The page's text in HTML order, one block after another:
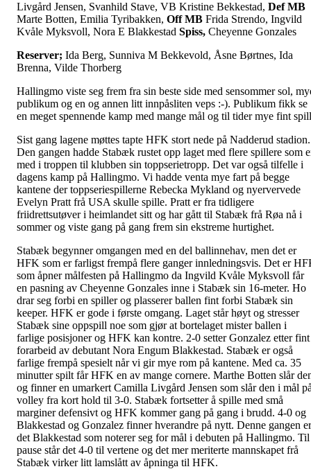
Livgård Jensen, Svanhild Stave, VB Kristine Bekkestad, Def MB
Marte Botten, Emilia Tyribakken, Off MB Frida Strendo, Ingvild
Kvåle Myksvoll, Nora E Blakkestad Spiss, Cheyenne Gonzales
Reserver; Ida Berg, Sunniva M Bekkevold, Åsne Børtnes, Ida
Brenna, Vilde Thorberg
Hallingmo viste seg frem fra sin beste side med sensommer sol,
publikum og en og annen litt innpåsliten veps :-). Publikum fikk se
en meget spennende kamp med mange mål og til tider mye fint
Sist gang lagene møttes tapte HFK stort nede på Nadderud stadion.
Den gangen hadde Stabæk rustet opp laget med flere spillere som
med i troppen til klubben sin toppserietropp. Det var også tilfelle i
dagens kamp på Hallingmo. Vi hadde venta mye fart på begge
kantene der toppseriespillerne Rebecka Mykland og nyervervede
Evelyn Pratt frå USA skulle spille. Pratt er fra tidligere
friidrettsutøver i heimlandet sitt og har gått til Stabæk frå Røa nå i
sommer og viste gang på gang frem sin ekstreme hurtighet.
Stabæk begynner omgangen med en del ballinnehav, men det er
HFK som er farligst frempå flere ganger innledningsvis. Det er
som åpner målfesten på Hallingmo da Ingvild Kvåle Myksvoll får
en pasning av Cheyenne Gonzales inne i Stabæk sin 16-meter. Ho
drar seg forbi en spiller og plasserer ballen fint forbi Stabæk sin
keeper. HFK er gode i første omgang. Laget står høyt og stresser
Stabæk sine oppspill noe som gjør at bortelaget mister ballen i
farlige posisjoner og HFK kan kontre. 2-0 setter Gonzalez etter fint
forarbeid av debutant Nora Engum Blakkestad. Stabæk er også
farlige frempå spesielt når vi gir mye rom på kantene. Med ca. 35
minutter spilt får HFK en av mange cornere. Marthe Botten slår
og finner en umarkert Camilla Livgård Jensen som slår den i mål
volley fra kort hold til 3-0. Stabæk fortsetter å spille med små
marginer defensivt og HFK kommer gang på gang i brudd. 4-0 og
Blakkestad og Gonzalez finner hverandre på nytt. Denne gangen er
det Blakkestad som noterer seg for mål i debuten på Hallingmo. Til
pause står det 4-0 til vertene og det mer meriterte mannskapet frå
Stabæk virker litt lamslått av åpninga til HFK.